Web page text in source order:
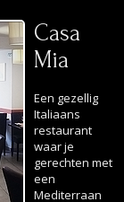
Casa
Mia
Een gezellig
Italiaans
restaurant
waar je
gerechten met
een
Mediterraan
hart
geserveerd
krijgt. Van
pasta, pizza